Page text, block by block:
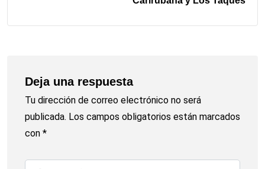
Deja una respuesta
Tu dirección de correo electrónico no será
publicada. Los campos obligatorios están marcados
con *